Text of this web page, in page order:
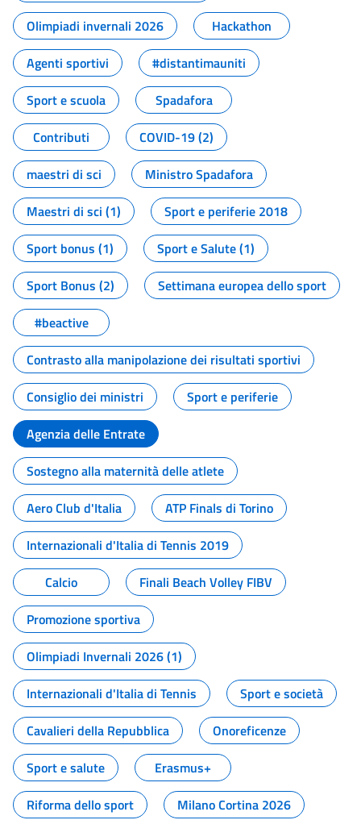
Olimpiadi invernali 2026
Hackathon
Agenti sportivi
#distantimauniti
Sport e scuola
Spadafora
Contributi
COVID-19 (2)
maestri di sci
Ministro Spadafora
Maestri di sci (1)
Sport e periferie 2018
Sport bonus (1)
Sport e Salute (1)
Sport Bonus (2)
Settimana europea dello sport
#beactive
Contrasto alla manipolazione dei risultati sportivi
Consiglio dei ministri
Sport e periferie
Agenzia delle Entrate
Sostegno alla maternità delle atlete
Aero Club d'Italia
ATP Finals di Torino
Internazionali d'Italia di Tennis 2019
Calcio
Finali Beach Volley FIBV
Promozione sportiva
Olimpiadi Invernali 2026 (1)
Internazionali d'Italia di Tennis
Sport e società
Cavalieri della Repubblica
Onoreficenze
Sport e salute
Erasmus+
Riforma dello sport
Milano Cortina 2026